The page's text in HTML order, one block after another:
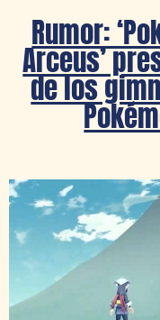
Rumor:
Arceus’
de los